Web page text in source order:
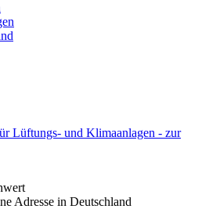
Adresse in Deutschland